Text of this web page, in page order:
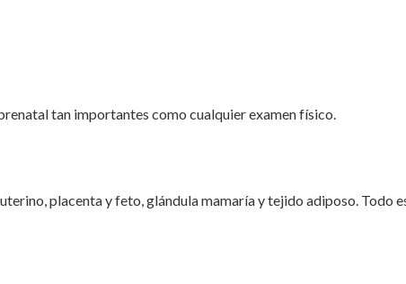
tan importantes como cualquier examen físico.
placenta y feto, glándula mamaría y tejido adiposo. Todo